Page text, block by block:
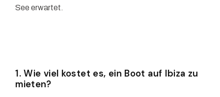
See erwartet.
1. Wie viel kostet es, ein Boot auf Ibiza zu
mieten?